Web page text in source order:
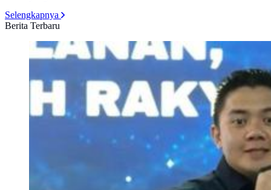
Selengkapnya
Berita Terbaru